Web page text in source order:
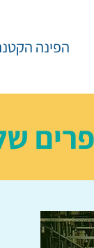
הפינה